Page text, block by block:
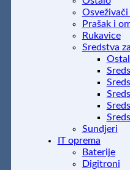
Osveživači
Prašak i
Rukavice
Sredstva
Sundjeri
IT oprema
Baterije
Digitroni